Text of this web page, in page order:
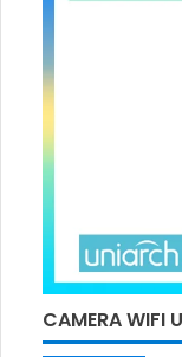
CAMERA WIFI